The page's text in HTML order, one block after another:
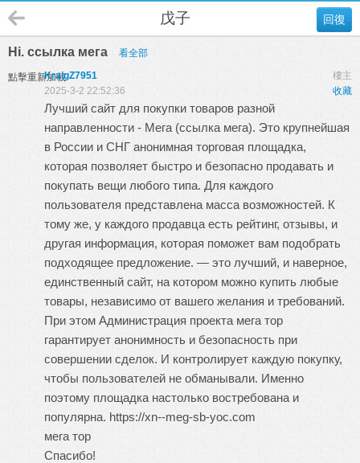
回復
戊子
Hi. ссылка мега 看全部
點擊重新加載 樓主
KraigZ7951
收藏
2025-3-2 22:52:36
Лучший сайт для покупки товаров разной
направленности - Мега (ссылка мега). Это крупнейшая
в России и СНГ анонимная торговая площадка,
которая позволяет быстро и безопасно продавать и
покупать вещи любого типа. Для каждого
пользователя представлена масса возможностей. К
тому же, у каждого продавца есть рейтинг, отзывы, и
другая информация, которая поможет вам подобрать
подходящее предложение. — это лучший, и наверное,
единственный сайт, на котором можно купить любые
товары, независимо от вашего желания и требований.
При этом Администрация проекта мега тор
гарантирует анонимность и безопасность при
совершении сделок. И контролирует каждую покупку,
чтобы пользователей не обманывали. Именно
поэтому площадка настолько востребована и
популярна. https://xn--meg-sb-yoc.com
мега тор
Спасибо!